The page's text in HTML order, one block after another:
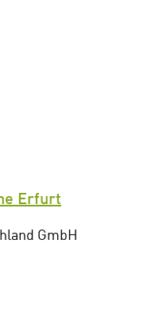
Erfurt
GmbH